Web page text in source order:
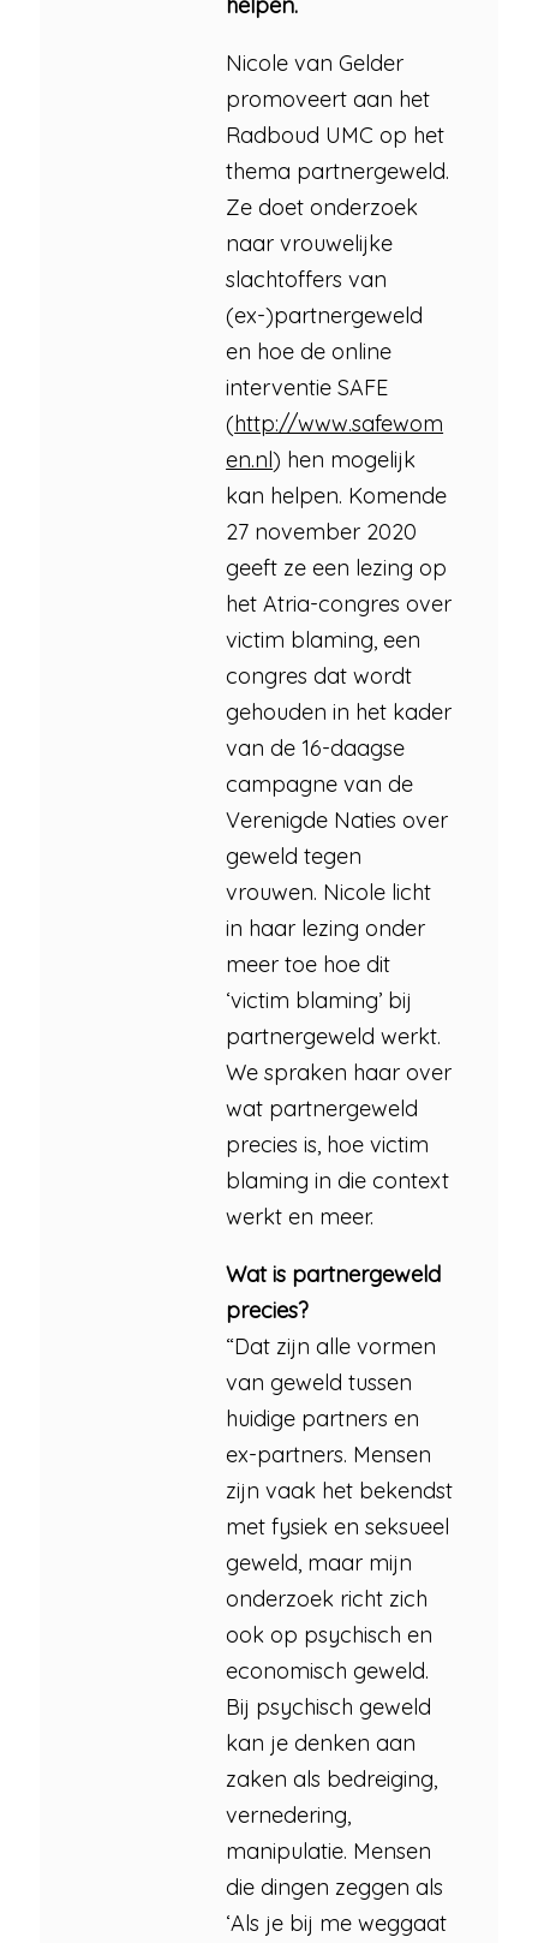
Nicole van Gelder
promoveert aan het
Radboud UMC op het
thema partnergeweld.
Ze doet onderzoek
naar vrouwelijke
slachtoffers van
(ex-)partnergeweld
en hoe de online
interventie SAFE
(http://www.safewom
en.nl) hen mogelijk
kan helpen. Komende
27 november 2020
geeft ze een lezing op
het Atria-congres over
victim blaming, een
congres dat wordt
gehouden in het kader
van de 16-daagse
campagne van de
Verenigde Naties over
geweld tegen
vrouwen. Nicole licht
in haar lezing onder
meer toe hoe dit
‘victim blaming’ bij
partnergeweld werkt.
We spraken haar over
wat partnergeweld
precies is, hoe victim
blaming in die context
werkt en meer.
Wat is partnergeweld
precies?
“Dat zijn alle vormen
van geweld tussen
huidige partners en
ex-partners. Mensen
zijn vaak het bekendst
met fysiek en seksueel
geweld, maar mijn
onderzoek richt zich
ook op psychisch en
economisch geweld.
Bij psychisch geweld
kan je denken aan
zaken als bedreiging,
vernedering,
manipulatie. Mensen
die dingen zeggen als
‘Als je bij me weggaat